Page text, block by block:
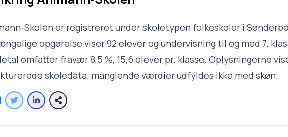
Skolen er registreret under skoletypen folkeskoler i
opgørelse viser 92 elever og undervisning til og med 7.
omfatter fravær 8,5 %, 15,6 elever pr. klasse. Oplysningerne
skoledata; manglende værdier udfyldes ikke med skøn.